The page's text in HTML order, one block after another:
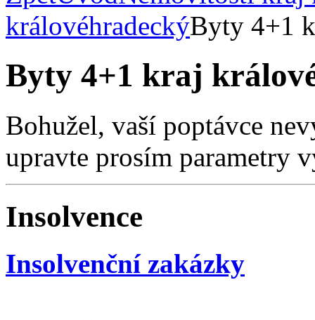
královéhradeckýByty 4+1
Byty 4+1 kraj
Bohužel, vaší poptávce
upravte prosím parametry
Insolvence
Insolvenční zakázky